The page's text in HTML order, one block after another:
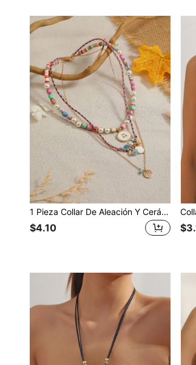
1 Pieza Collar De Aleación Y Cerámica Con Cuentas Multicapa A La Moda Para Chicas Jóvenes
$4.10